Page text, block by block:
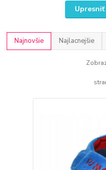
Najnovšie Najlacnejšie